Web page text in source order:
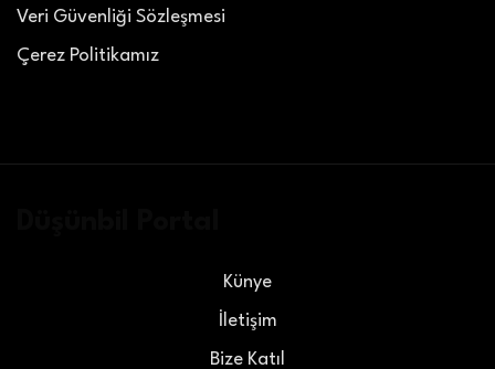
Veri Güvenliği Sözleşmesi
Çerez Politikamız
Künye
İletişim
Bize Katıl